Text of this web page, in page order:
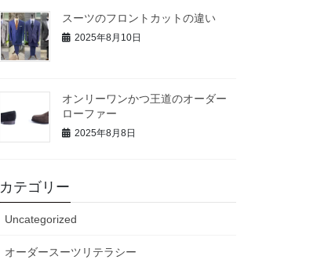
スーツのフロントカットの違い
2025年8月10日
オンリーワンかつ王道のオーダー
ローファー
2025年8月8日
カテゴリー
Uncategorized
オーダースーツリテラシー